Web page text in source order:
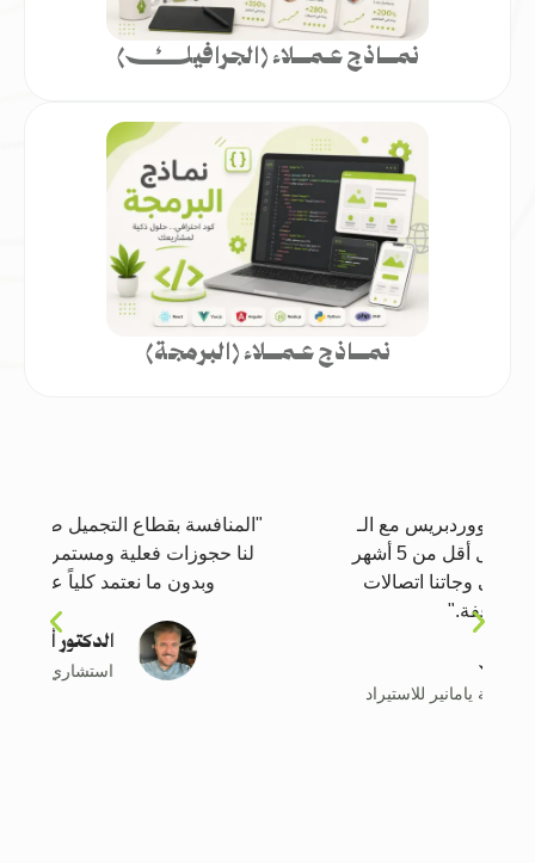
نمـــاذج عـمـــلاء (الجرافيك)
نمـــاذج عـمـــلاء (البرمجة)
"المنافسة بقطاع التجميل صعبة، لكن هوية جابوا
لنا حجوزات فعلية ومستمرة عن طريق جوجل
وبدون ما نعتمد كلياً على الإعلانات."
الدكتور أحمد هاشم
استشاري التجميل